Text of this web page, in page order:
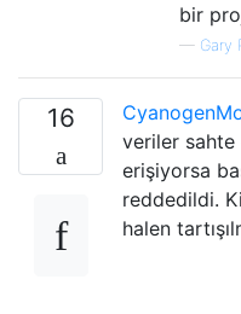
bir
— Gary
16
veriler sahte
erişiyorsa
reddedildi.
halen